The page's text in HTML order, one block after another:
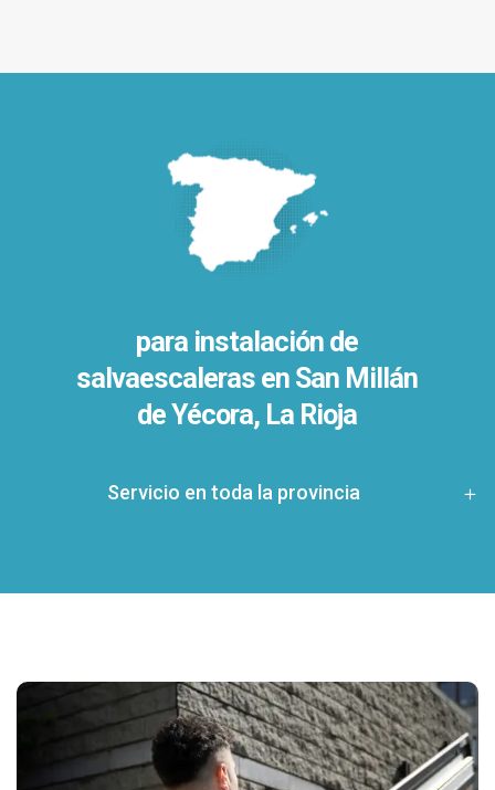
para instalación de
salvaescaleras en San Millán
de Yécora, La Rioja
Servicio en toda la provincia